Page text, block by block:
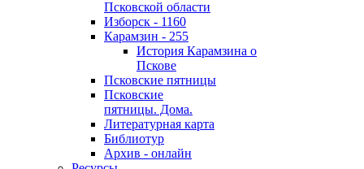
Псковской области
Изборск - 1160
Карамзин - 255
История Карамзина о
Пскове
Псковские пятницы
Псковские
пятницы. Дома.
Литературная карта
Библиотур
Архив - онлайн